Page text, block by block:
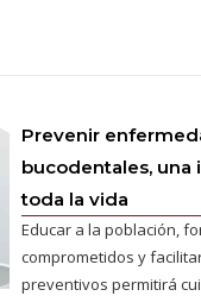
Prevenir
bucodentales, una
toda la vida
Educar a la población,
comprometidos y
preventivos permitirá